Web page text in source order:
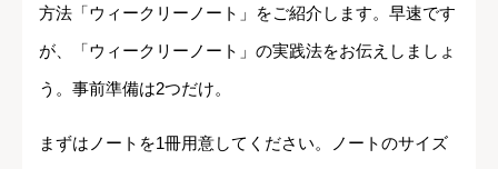
方法「ウィークリーノート」をご紹介します。早速です
が、「ウィークリーノート」の実践法をお伝えしましょ
う。事前準備は2つだけ。
まずはノートを1冊用意してください。ノートのサイズ